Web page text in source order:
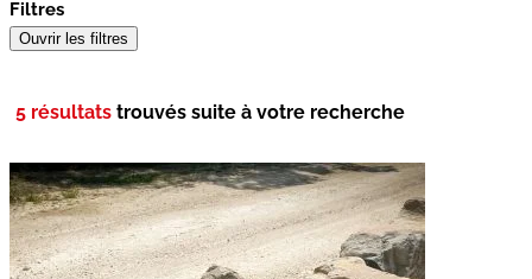
Filtres
Ouvrir les filtres
5 résultats trouvés suite à votre recherche